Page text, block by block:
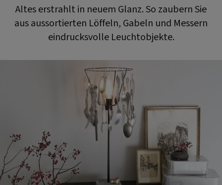
Altes erstrahlt in neuem Glanz. So zaubern Sie
aus aussortierten Löffeln, Gabeln und Messern
eindrucksvolle Leuchtobjekte.